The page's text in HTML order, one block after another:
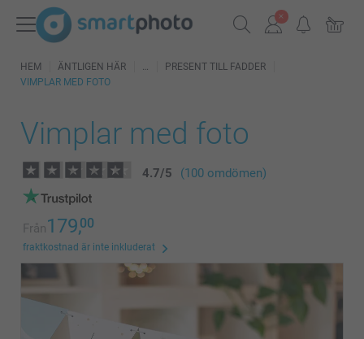
HEM ÄNTLIGEN HÄR
PRESENT TILL FADDER
VIMPLAR MED FOTO
Vimplar med foto
4.7/5 (100 omdömen)
Från179,00
fraktkostnad är inte inkluderat